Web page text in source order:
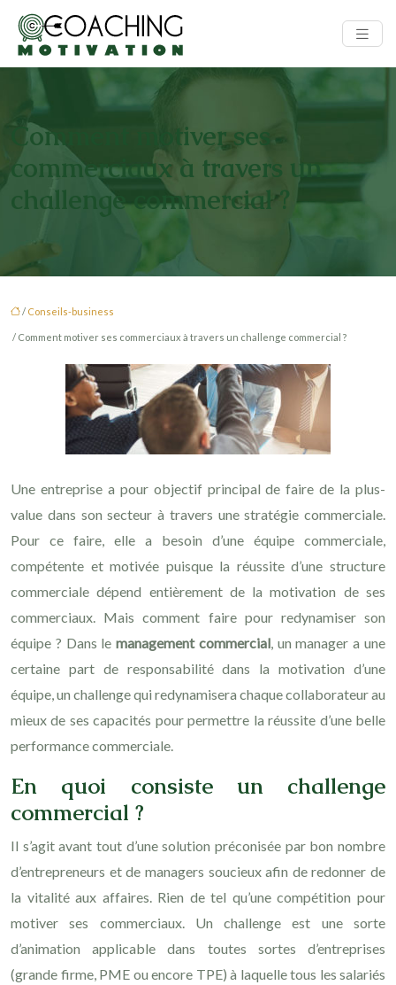
Comment motiver ses
commerciaux à travers un
challenge commercial ?
/ Conseils-business
/ Comment motiver ses commerciaux à travers un challenge commercial ?
Une entreprise a pour objectif principal de faire de la plus-
value dans son secteur à travers une stratégie commerciale.
Pour ce faire, elle a besoin d’une équipe commerciale,
compétente et motivée puisque la réussite d’une structure
commerciale dépend entièrement de la motivation de ses
commerciaux. Mais comment faire pour redynamiser son
équipe ? Dans lemanagement commercial, un manager a une
certaine part de responsabilité dans la motivation d’une
équipe, un challenge qui redynamisera chaque collaborateur au
mieux de ses capacités pour permettre la réussite d’une belle
performance commerciale.
En quoi consiste un challenge
commercial ?
Il s’agit avant tout d’une solution préconisée par bon nombre
d’entrepreneurs et de managers soucieux afin de redonner de
la vitalité aux affaires. Rien de tel qu’une compétition pour
motiver ses commerciaux. Un challenge est une sorte
d’animation applicable dans toutes sortes d’entreprises
(grande firme, PME ou encore TPE) à laquelle tous les salariés